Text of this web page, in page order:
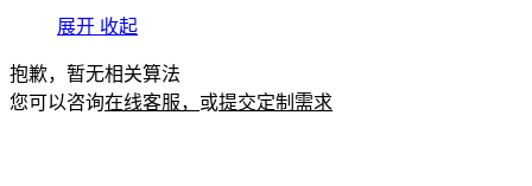
展开 收起
抱歉，暂无相关算法
您可以咨询在线客服， 或提交定制需求